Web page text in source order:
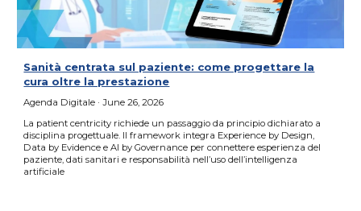
Sanità centrata sul paziente: come progettare la
cura oltre la prestazione
Agenda Digitale · June 26, 2026
La patient centricity richiede un passaggio da principio dichiarato a
disciplina progettuale. Il framework integra Experience by Design,
Data by Evidence e AI by Governance per connettere esperienza del
paziente, dati sanitari e responsabilità nell’uso dell’intelligenza
artificiale